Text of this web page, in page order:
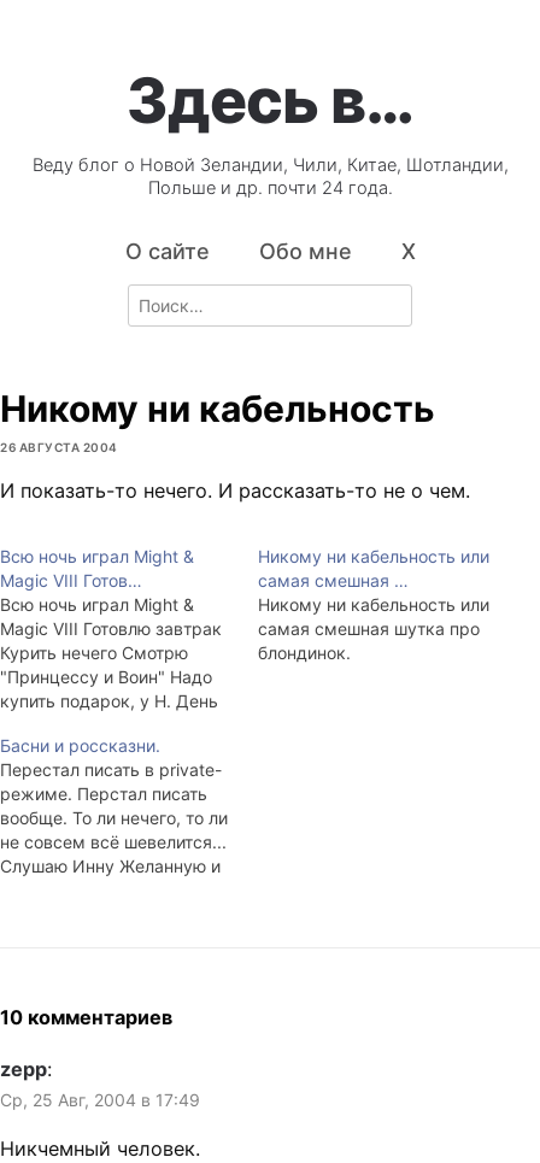
Здесь в…
Веду блог о Новой Зеландии, Чили, Китае, Шотландии,
Польше и др. почти 24 года.
О сайте Обо мне X
Search
for:
Никому ни кабельность
26 АВГУСТА 2004
И показать-то нечего. И рассказать-то не о чем.
Всю ночь играл Might &
Magic VIII Готов…
Всю ночь играл Might &
Magic VIII Готовлю завтрак
Курить нечего Смотрю
"Принцессу и Воин" Надо
купить подарок, у Н. День
проспать Надо не спать
Писем нет В асе все спят
Никому ни кабельность.
Никому ни кабельность или
самая смешная …
Никому ни кабельность или
самая смешная шутка про
блондинок.
Басни и россказни.
Перестал писать в private-
режиме. Перстал писать
вообще. То ли нечего, то ли
не совсем всё шевелится...
Слушаю Инну Желанную и
10 комментариев
zepp:
Ср, 25 Авг, 2004 в 17:49
Никчемный человек.